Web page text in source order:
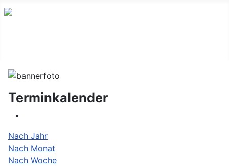
Terminkalender
Nach Jahr
Nach Monat
Nach Woche